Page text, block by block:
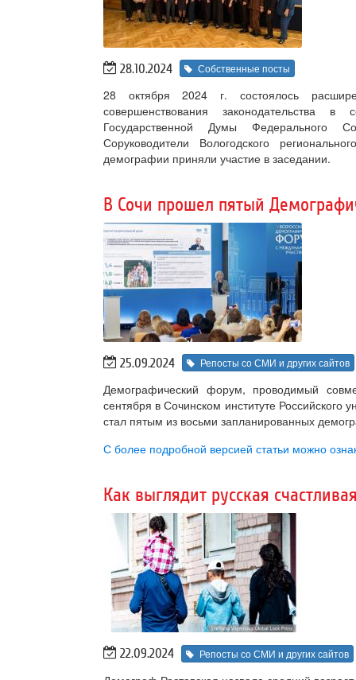
28.10.2024 Собственные посты
28 октября 2024 г. состоялось
совершенствования законодательства
Государственной Думы Федерального
Соруководители Вологодского
демографии приняли участие в заседании.
В Сочи прошел пятый
25.09.2024 Репосты со СМИ и других сайтов
Демографический форум, проводимый
сентября в Сочинском институте
стал пятым из восьми запланированных
С более подробной версией статьи можно
Как выглядит русская
22.09.2024 Репосты со СМИ и других сайтов